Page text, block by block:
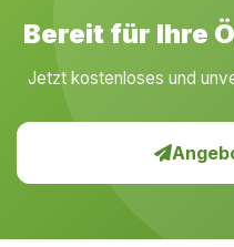
Bereit für Ihre
Jetzt kostenloses und